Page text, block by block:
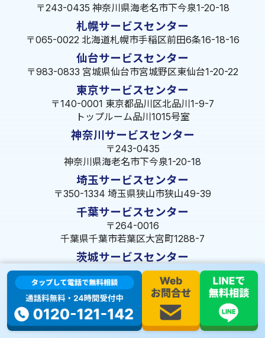
〒243-0435 神奈川県海老名市下今泉1-20-18
札幌サービスセンター
〒065-0022 北海道札幌市手稲区前田6条16-18-16
仙台サービスセンター
〒983-0833 宮城県仙台市宮城野区東仙台1-20-22
東京サービスセンター
〒140-0001 東京都品川区北品川1-9-7
トップルーム品川1015号室
神奈川サービスセンター
〒243-0435
神奈川県海老名市下今泉1-20-18
埼玉サービスセンター
〒350-1334 埼玉県狭山市狭山49-39
千葉サービスセンター
〒264-0016
千葉県千葉市若葉区大宮町1288-7
茨城サービスセンター
〒309-1717 茨城県笠間市旭町322-2 102号
長野サービスセンター
〒380-0921 長野県長野市大字栗田653-141 皐月ビル
名古屋サービスセンター
〒455-0014 名古屋市港区港楽3-13-22